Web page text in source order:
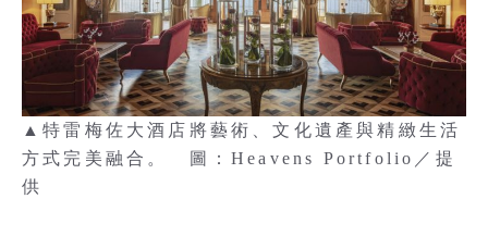
▲特雷梅佐大酒店將藝術、文化遺產與精緻生活
方式完美融合。 圖：Heavens Portfolio／提
供